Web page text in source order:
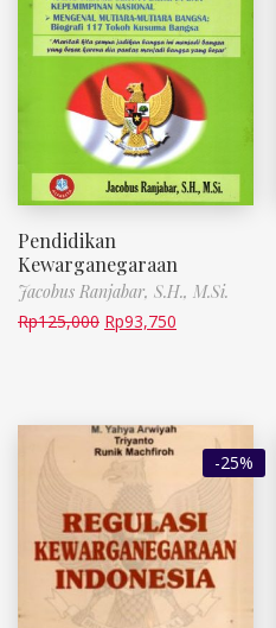
Pendidikan
Kewarganegaraan
Jacobus Ranjabar, S.H., M.Si.
Rp125,000 Rp93,750
-25%